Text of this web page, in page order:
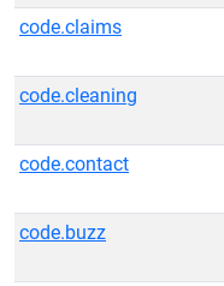
code.claims
code.cleaning
code.contact
code.buzz